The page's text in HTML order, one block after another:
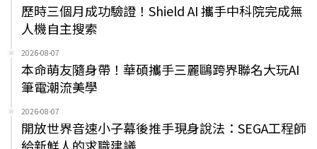
歷時三個月成功驗證！Shield AI 攜手中科院完成無
人機自主搜索
2026-08-07
本命萌友隨身帶！華碩攜手三麗鷗跨界聯名大玩AI
筆電潮流美學
2026-08-07
開放世界音速小子幕後推手現身說法：SEGA工程師
給新鮮人的求職建議